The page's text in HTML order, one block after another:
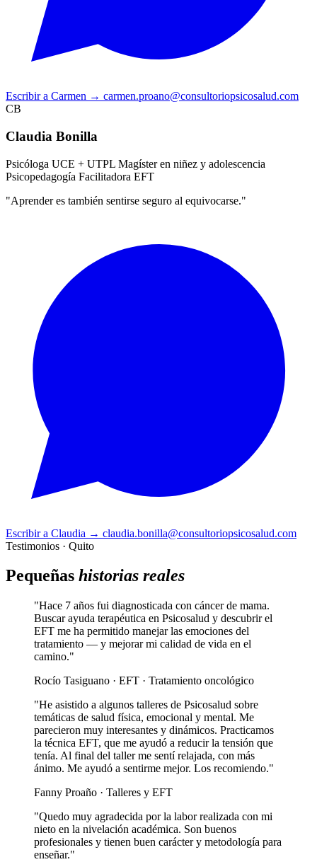
Escribir a Carmen → carmen.proano@consultoriopsicosalud.com
CB
Claudia Bonilla
Psicóloga UCE + UTPL Magíster en niñez y adolescencia
Psicopedagogía Facilitadora EFT
"Aprender es también sentirse seguro al equivocarse."
Escribir a Claudia → claudia.bonilla@consultoriopsicosalud.com
Testimonios · Quito
Pequeñas historias reales
"Hace 7 años fui diagnosticada con cáncer de mama.
Buscar ayuda terapéutica en Psicosalud y descubrir el
EFT me ha permitido manejar las emociones del
tratamiento — y mejorar mi calidad de vida en el
camino."
Rocío Tasiguano · EFT · Tratamiento oncológico
"He asistido a algunos talleres de Psicosalud sobre
temáticas de salud física, emocional y mental. Me
parecieron muy interesantes y dinámicos. Practicamos
la técnica EFT, que me ayudó a reducir la tensión que
tenía. Al final del taller me sentí relajada, con más
ánimo. Me ayudó a sentirme mejor. Los recomiendo."
Fanny Proaño · Talleres y EFT
"Quedo muy agradecida por la labor realizada con mi
nieto en la nivelación académica. Son buenos
profesionales y tienen buen carácter y metodología para
enseñar."